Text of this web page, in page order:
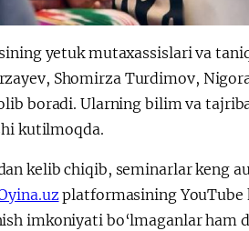
yetuk mutaxassislari va
Shomirza Turdimov,
boradi. Ularning bilim va
kutilmoqda.
kelib chiqib, seminarlar keng
platformasining
imkoniyati bo‘lmaganlar ham